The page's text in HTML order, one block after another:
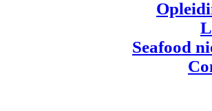
Seafood